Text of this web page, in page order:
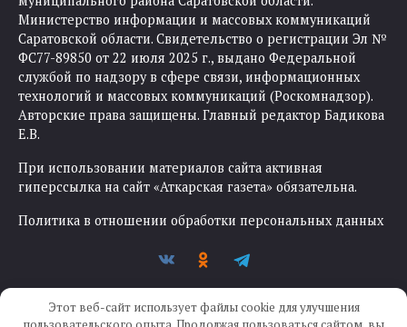
Министерство информации и массовых коммуникаций
Саратовской области. Свидетельство о регистрации Эл №
ФС77-89850 от 22 июля 2025 г., выдано Федеральной
службой по надзору в сфере связи, информационных
технологий и массовых коммуникаций (Роскомнадзор).
Авторские права защищены. Главный редактор Бадикова
Е.В.
При использовании материалов сайта активная
гиперссылка на сайт «Аткарская газета» обязательна.
Политика в отношении обработки персональных данных
Этот веб-сайт использует файлы cookie для улучшения